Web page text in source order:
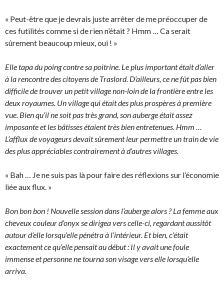
« Peut-être que je devrais juste arrêter de me préoccuper de
ces futilités comme si de rien n’était ? Hmm … Ca serait
sûrement beaucoup mieux, oui ! »
Elle tapa du poing contre sa poitrine. Le plus important était d’aller
à la rencontre des citoyens de Traslord. D’ailleurs, ce ne fût pas bien
difficile de trouver un petit village non-loin de la frontière entre les
deux royaumes. Un village qui était des plus prospères à première
vue. Bien qu’il ne soit pas très grand, son auberge était assez
imposante et les bâtisses étaient très bien entretenues. Hmm …
L’afflux de voyageurs devait sûrement leur permettre un train de vie
des plus appréciables contrairement à d’autres villages.
« Bah … Je ne suis pas là pour faire des réflexions sur l’économie
liée aux flux. »
Bon bon bon ! Nouvelle session dans l’auberge alors ? La femme aux
cheveux couleur d’onyx se dirigea vers celle-ci, regardant aussitôt
autour d’elle lorsqu’elle pénétra à l’intérieur. Et bien, c’était
exactement ce qu’elle pensait au début : Il y avait une foule
immense et personne ne tourna son visage vers elle lorsqu’elle
arriva.